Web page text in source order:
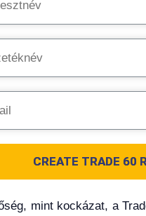
CREATE TRADE 60
mint kockázat, a